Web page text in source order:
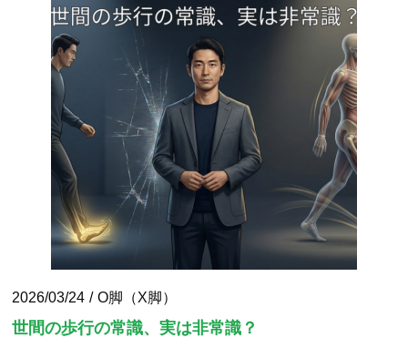
2026/03/24 O脚（X脚）
世間の歩行の常識、実は非常識？